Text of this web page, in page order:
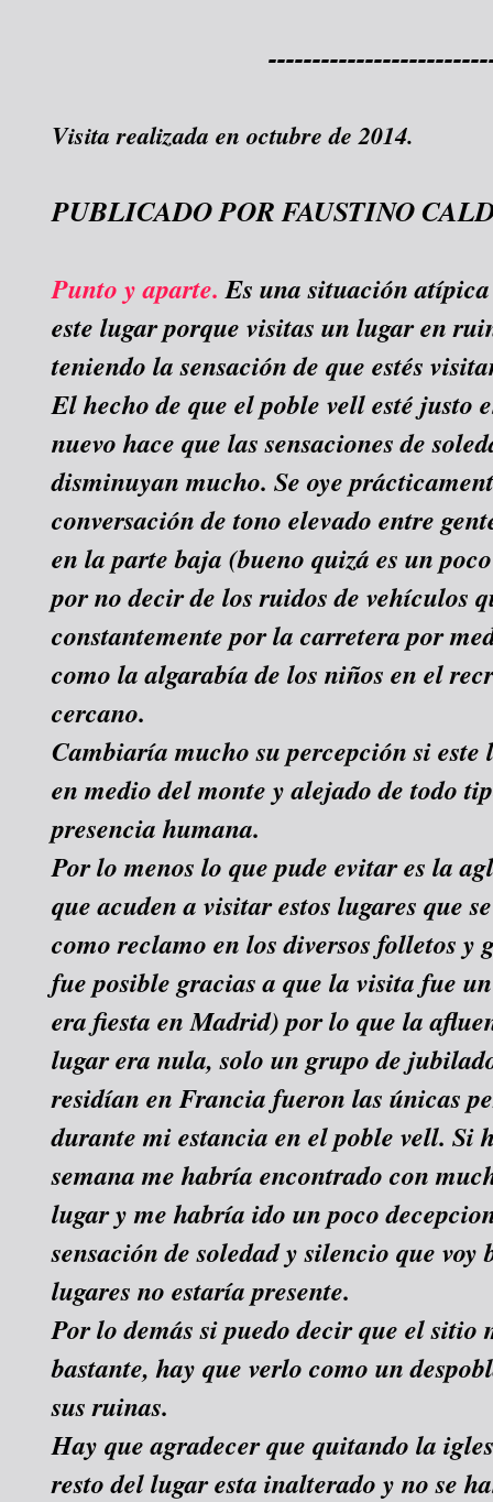
Visita realizada en octubre de 2014.
PUBLICADO POR FAUSTINO
Punto y aparte. Es una situación
este lugar porque visitas un lugar en
teniendo la sensación de que estés
El hecho de que el poble vell esté justo
nuevo hace que las sensaciones de
disminuyan mucho. Se oye
conversación de tono elevado entre
en la parte baja (bueno quizá es un
por no decir de los ruidos de vehículos
constantemente por la carretera por
como la algarabía de los niños en el
cercano.
Cambiaría mucho su percepción si
en medio del monte y alejado de todo
presencia humana.
Por lo menos lo que pude evitar es la
que acuden a visitar estos lugares que
como reclamo en los diversos folletos y
fue posible gracias a que la visita fue
era fiesta en Madrid) por lo que la
lugar era nula, solo un grupo de
residían en Francia fueron las únicas
durante mi estancia en el poble vell. Si
semana me habría encontrado con
lugar y me habría ido un poco
sensación de soledad y silencio que voy
lugares no estaría presente.
Por lo demás si puedo decir que el sitio
bastante, hay que verlo como un
sus ruinas.
Hay que agradecer que quitando la
resto del lugar esta inalterado y no se